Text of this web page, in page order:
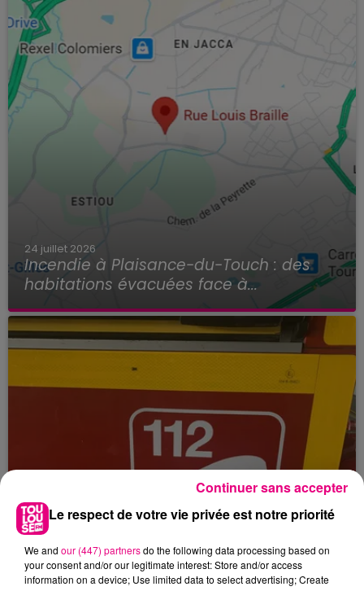
24 juillet 2026
Incendie à Plaisance-du-Touch : des
habitations évacuées face à...
Le respect de votre vie privée est notre priorité
We and our (447) partnersdo the following data processing based on
your consent and/or our legitimate interest: Store and/or access
information on a device; Use limited data to select advertising; Create
Continuer sans accepter